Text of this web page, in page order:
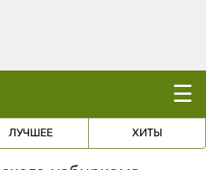
☰
ЛУЧШЕЕ ХИТЫ